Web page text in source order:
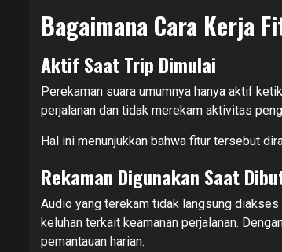
Bagaimana Cara Kerja
Aktif Saat Trip Dimulai
Perekaman suara umumnya hanya aktif
perjalanan dan tidak merekam aktivitas
Hal ini menunjukkan bahwa fitur tersebut
Rekaman Digunakan Saat
Audio yang terekam tidak langsung
keluhan terkait keamanan perjalanan.
pemantauan harian.